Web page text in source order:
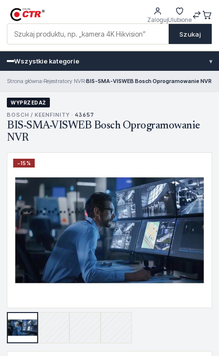
Szukaj
ZalogujUlubione
Wszystkie kategorie ▾
Strona główna›Rejestratory NVR›BIS-SMA-VISWEB Bosch Oprogramowanie NVR
WYPRZEDAŻ
BOSCH / KEENFINITY · 43657
BIS-SMA-VISWEB Bosch Oprogramowanie
NVR
−15%